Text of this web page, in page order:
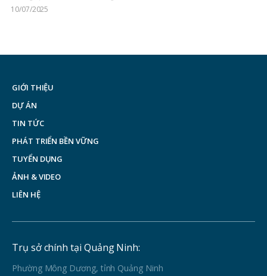
10/07/2025
GIỚI THIỆU
DỰ ÁN
TIN TỨC
PHÁT TRIỂN BỀN VỮNG
TUYỂN DỤNG
ẢNH & VIDEO
LIÊN HỆ
Trụ sở chính tại Quảng Ninh:
Phường Mông Dương, tỉnh Quảng Ninh